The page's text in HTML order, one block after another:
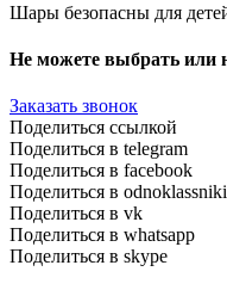
Шары безопасны для
Не можете выбрать или
Заказать звонок
Поделиться ссылкой
Поделиться в telegram
Поделиться в facebook
Поделиться в odnoklassniki
Поделиться в vk
Поделиться в whatsapp
Поделиться в skype